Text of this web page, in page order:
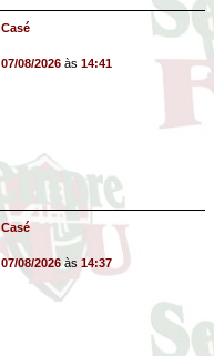
Casé
07/08/2026 às 14:41
Casé
07/08/2026 às 14:37